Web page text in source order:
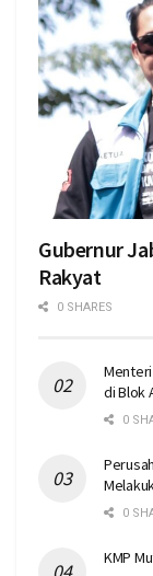
Gubernur
Rakyat
0 SHARES
Menteri
di Blok
0
0
KMP